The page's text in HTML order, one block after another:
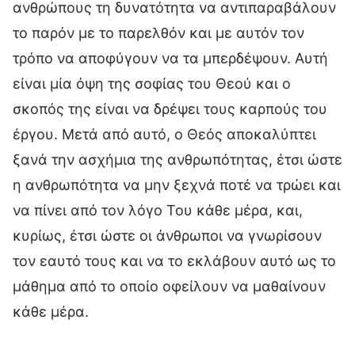
ανθρώπους τη δυνατότητα να αντιπαραβάλουν
το παρόν με το παρελθόν και με αυτόν τον
τρόπο να αποφύγουν να τα μπερδέψουν. Αυτή
είναι μία όψη της σοφίας του Θεού και ο
σκοπός της είναι να δρέψει τους καρπούς του
έργου. Μετά από αυτό, ο Θεός αποκαλύπτει
ξανά την ασχήμια της ανθρωπότητας, έτσι ώστε
η ανθρωπότητα να μην ξεχνά ποτέ να τρώει και
να πίνει από τον λόγο Του κάθε μέρα, και,
κυρίως, έτσι ώστε οι άνθρωποι να γνωρίσουν
τον εαυτό τους και να το εκλάβουν αυτό ως το
μάθημα από το οποίο οφείλουν να μαθαίνουν
κάθε μέρα.